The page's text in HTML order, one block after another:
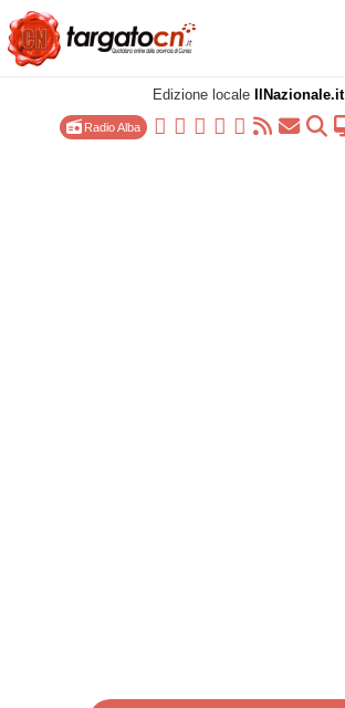
Edizione locale IlNazionale.it
Radio Alba